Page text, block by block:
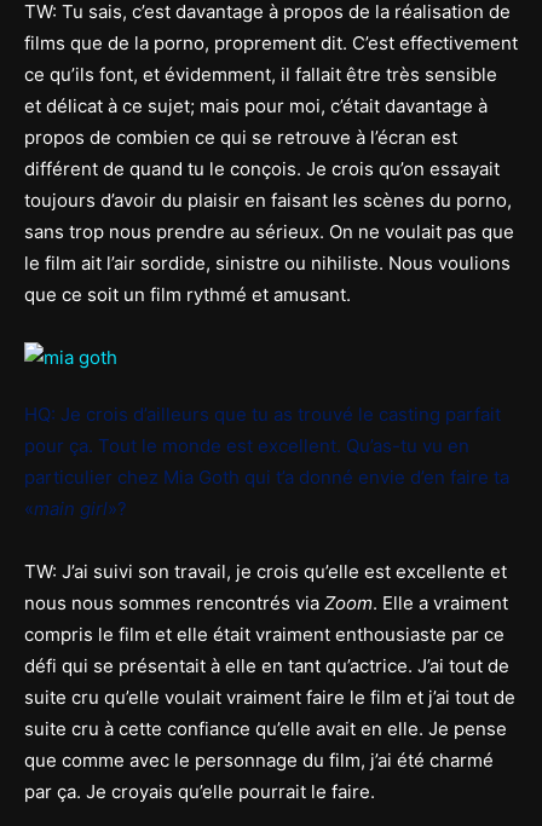
TW: Tu sais, c’est davantage à propos de la réalisation de
films que de la porno, proprement dit. C’est effectivement
ce qu’ils font, et évidemment, il fallait être très sensible
et délicat à ce sujet; mais pour moi, c’était davantage à
propos de combien ce qui se retrouve à l’écran est
différent de quand tu le conçois. Je crois qu’on essayait
toujours d’avoir du plaisir en faisant les scènes du porno,
sans trop nous prendre au sérieux. On ne voulait pas que
le film ait l’air sordide, sinistre ou nihiliste. Nous voulions
que ce soit un film rythmé et amusant.
HQ: Je crois d’ailleurs que tu as trouvé le casting parfait
pour ça. Tout le monde est excellent. Qu’as-tu vu en
particulier chez Mia Goth qui t’a donné envie d’en faire ta
«main girl»?
TW: J’ai suivi son travail, je crois qu’elle est excellente et
nous nous sommes rencontrés via Zoom. Elle a vraiment
compris le film et elle était vraiment enthousiaste par ce
défi qui se présentait à elle en tant qu’actrice. J’ai tout de
suite cru qu’elle voulait vraiment faire le film et j’ai tout de
suite cru à cette confiance qu’elle avait en elle. Je pense
que comme avec le personnage du film, j’ai été charmé
par ça. Je croyais qu’elle pourrait le faire.